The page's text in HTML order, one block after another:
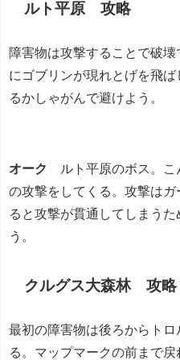
ルト平原 攻略
障害物は攻撃することで破
にゴブリンが現れとげを飛
るかしゃがんで避けよう。
オーク
ルト平原のボス。こ
の攻撃をしてくる。攻撃は
ると攻撃が貫通してしまう
う。
クルグス大森林 攻略
最初の障害物は後ろからトロ
る。マップマークの前まで